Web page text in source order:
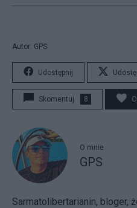
Autor: GPS
Udostępnij
Skomentuj 8
O mnie
GPS
Sarmatolibertarianin, bloger,